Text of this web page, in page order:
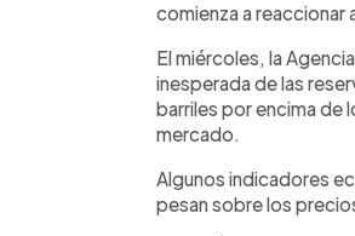
comienza a
El miércoles, la
inesperada de las
barriles por encima de
mercado.
Algunos indicadores
pesan sobre los